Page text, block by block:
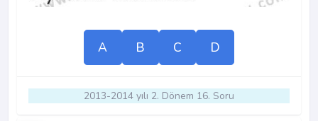
A B C D
2013-2014 yılı 2. Dönem 16. Soru